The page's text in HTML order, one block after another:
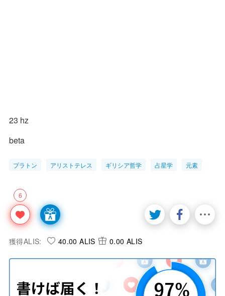
23 hz
beta
プラトン アリストテレス ギリシア哲学 占星学 元素
6
獲得ALIS: 40.00 ALIS 0.00 ALIS